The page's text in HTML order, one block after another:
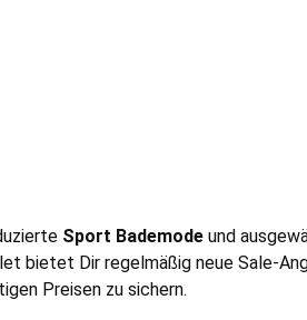
Sport Bademode und
bietet Dir regelmäßig neue Sale-
Preisen zu sichern.